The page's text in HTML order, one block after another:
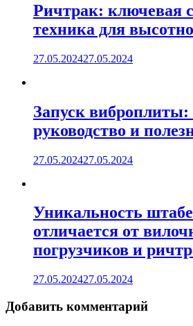
Ричтрак: ключевая
техника для
27.05.202427.05.2024
Запуск виброплиты:
руководство и
27.05.202427.05.2024
Уникальность
отличается от
погрузчиков и
27.05.202427.05.2024
Добавить комментарий